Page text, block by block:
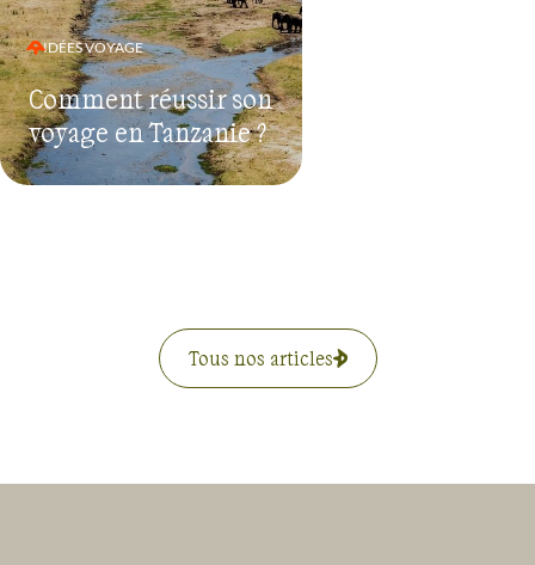
IDÉES VOYAGE
Comment réussir son
voyage en Tanzanie ?
Tous nos articles